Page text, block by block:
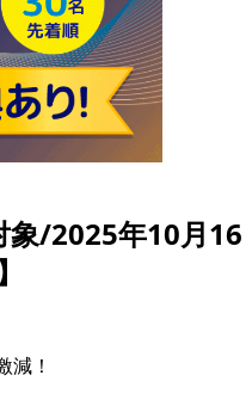
象/2025年10月16
減！